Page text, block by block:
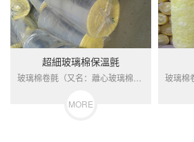
超細玻璃棉保溫氈
MORE